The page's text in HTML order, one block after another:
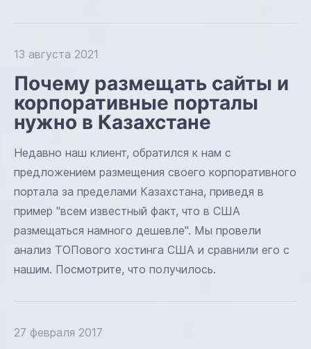
13 августа 2021
Почему размещать сайты и
корпоративные порталы
нужно в Казахстане
Недавно наш клиент, обратился к нам с
предложением размещения своего корпоративного
портала за пределами Казахстана, приведя в
пример "всем известный факт, что в США
размещаться намного дешевле". Мы провели
анализ ТОПового хостинга США и сравнили его с
нашим. Посмотрите, что получилось.
27 февраля 2017